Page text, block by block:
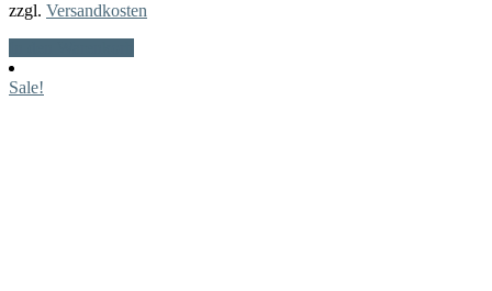
zzgl. Versandkosten
Sale!